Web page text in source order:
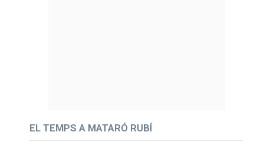
EL TEMPS A MATARÓ RUBÍ